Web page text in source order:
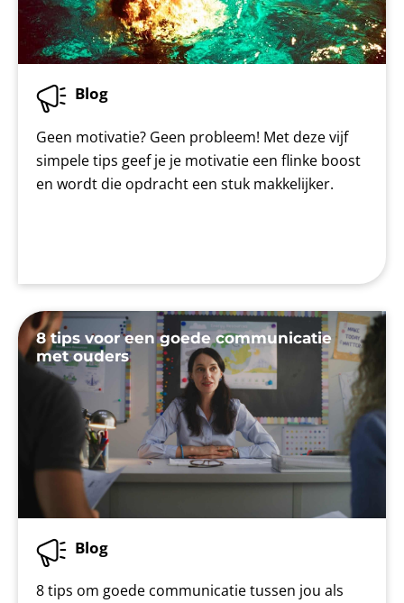
Blog
Geen motivatie? Geen probleem! Met deze vijf
simpele tips geef je je motivatie een flinke boost
en wordt die opdracht een stuk makkelijker.
8 tips voor een goede communicatie
met ouders
Blog
8 tips om goede communicatie tussen jou als